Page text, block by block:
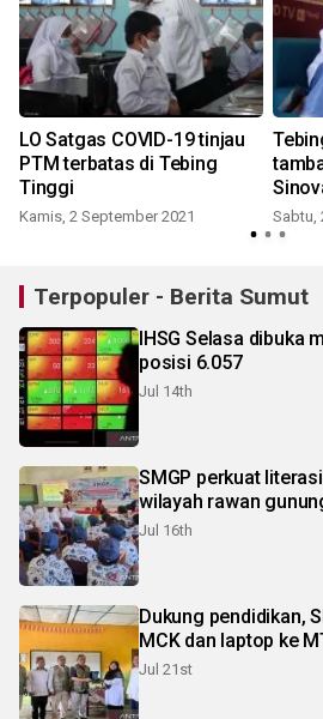
LO Satgas COVID-19 tinjau
PTM terbatas di Tebing
Tinggi
Kamis, 2 September 2021 Sabtu,
Terpopuler - Berita Sumut
IHSG Selasa dibuka
posisi 6.057
Jul 14th
SMGP perkuat
wilayah rawan
Jul 16th
Dukung pendidikan,
MCK dan laptop ke
Jul 21st